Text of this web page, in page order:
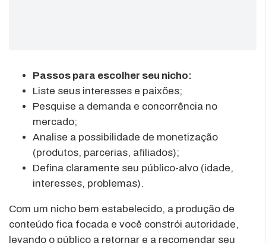
Passos para escolher seu nicho:
Liste seus interesses e paixões;
Pesquise a demanda e concorrência no
mercado;
Analise a possibilidade de monetização
(produtos, parcerias, afiliados);
Defina claramente seu público-alvo (idade,
interesses, problemas).
Com um nicho bem estabelecido, a produção de
conteúdo fica focada e você constrói autoridade,
levando o público a retornar e a recomendar seu